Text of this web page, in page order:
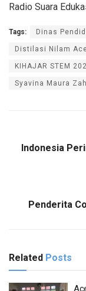
Radio Suara
Tags: Dinas
Distilasi Nilam
KIHAJAR STEM
Syavina Maura
Indonesia
Penderita
Related Posts